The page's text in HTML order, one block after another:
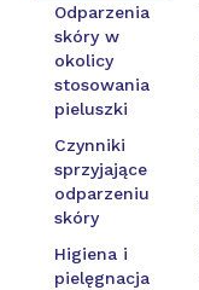
Odparzenia
skóry w
okolicy
stosowania
pieluszki
Czynniki
sprzyjające
odparzeniu
skóry
Higiena i
pielęgnacja